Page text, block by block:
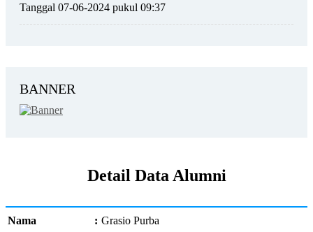
Tanggal 07-06-2024 pukul 09:37
BANNER
Detail Data Alumni
Nama : Grasio Purba